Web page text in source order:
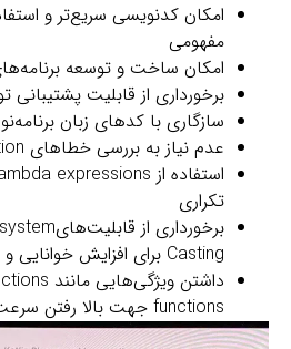
امکان کدنویسی سریع‌تر و
مفهومی
امکان ساخت و توسعه
برخورداری از قابلیت
سازگاری با کدهای زبان
عدم نیاز به بررسی خطاهای NullPointerException
تکراری
Casting برای افزایش خوانایی و درک آسان‌تر کد‌ها
functions جهت بالا رفتن سرعت اجرای کدها